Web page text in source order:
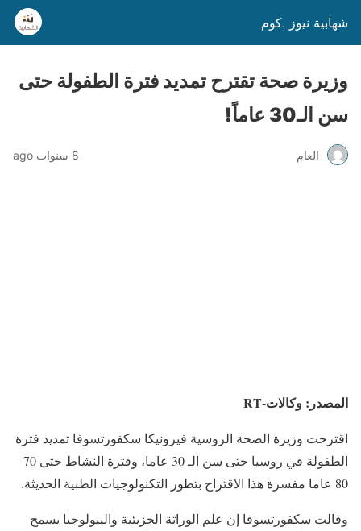
شهابية نيوز .كوم
وزيرة صحة تقترح تمديد فترة الطفولة حتى
سن الـ30 عاماً!
العام 8 سنوات ago
المصدر: وكالات-RT
اقترحت وزيرة الصحة الروسية فيرونيكا سكفورتسوفا تمديد فترة
الطفولة في روسيا حتى سن الـ 30 عاما، وفترة النشاط حتى 70-
80 عاما مفسرة هذا الاقتراح بتطور التكنولوجيات الطبية الحديثة.
وقالت سكفورتسوفا إن علم الوراثة الجزيئية والبيولوجيا يسمح